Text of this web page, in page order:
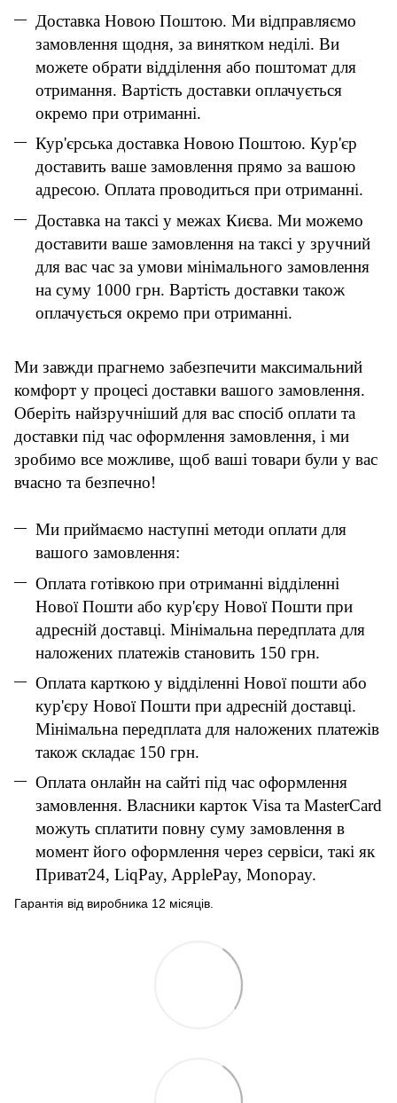
Доставка Новою Поштою. Ми відправляємо
замовлення щодня, за винятком неділі. Ви
можете обрати відділення або поштомат для
отримання. Вартість доставки оплачується
окремо при отриманні.
Кур'єрська доставка Новою Поштою. Кур'єр
доставить ваше замовлення прямо за вашою
адресою. Оплата проводиться при отриманні.
Доставка на таксі у межах Києва. Ми можемо
доставити ваше замовлення на таксі у зручний
для вас час за умови мінімального замовлення
на суму 1000 грн. Вартість доставки також
оплачується окремо при отриманні.
Ми завжди прагнемо забезпечити максимальний
комфорт у процесі доставки вашого замовлення.
Оберіть найзручніший для вас спосіб оплати та
доставки під час оформлення замовлення, і ми
зробимо все можливе, щоб ваші товари були у вас
вчасно та безпечно!
Ми приймаємо наступні методи оплати для
вашого замовлення:
Оплата готівкою при отриманні відділенні
Нової Пошти або кур'єру Нової Пошти при
адресній доставці. Мінімальна передплата для
наложених платежів становить 150 грн.
Оплата карткою у відділенні Нової пошти або
кур'єру Нової Пошти при адресній доставці.
Мінімальна передплата для наложених платежів
також складає 150 грн.
Оплата онлайн на сайті під час оформлення
замовлення. Власники карток Visa та MasterCard
можуть сплатити повну суму замовлення в
момент його оформлення через сервіси, такі як
Приват24, LiqPay, ApplePay, Monopay.
Гарантія від виробника 12 місяців.